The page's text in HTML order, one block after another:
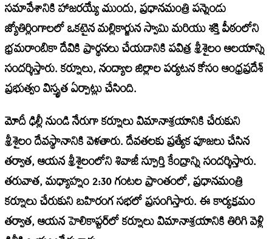
సమావేశానికి హాజరయ్యే ముందు, ప్రధానమంత్రి పన్నెండు
జ్యోతిర్లింగాలలో ఒకటైన మల్లికార్జున స్వామి మరియు శక్తి పీఠంలోని
భ్రమరాంబికా దేవికి ప్రార్థనలు చేయడానికి పవిత్ర శ్రీశైలం ఆలయాన్ని
సందర్శిస్తారు. కర్నూలు, నంద్యాల జిల్లాల పర్యటన కోసం ఆంధ్రప్రదేశ్
ప్రభుత్వం విస్తృత ఏర్పాట్లు చేసింది.
మోదీ ఢిల్లీ నుండి నేరుగా కర్నూలు విమానాశ్రయానికి చేరుకుని
శ్రీశైలం దేవస్థానానికి వెళతారు. దేవతలకు ప్రత్యేక పూజలు చేసిన
తర్వాత, ఆయన శ్రీశైలంలోని శివాజీ స్పూర్తి కేంద్రాన్ని సందర్శిస్తారు.
తరువాత, మధ్యాహ్నం 2:30 గంటల ప్రాంతంలో, ప్రధానమంత్రి
కర్నూలు చేరుకుని బహిరంగ సభలో ప్రసంగిస్తారు. ఈ కార్యక్రమం
తర్వాత, ఆయన హెలికాప్టర్‌లో కర్నూలు విమానాశ్రయానికి తిరిగి వెళ్లి